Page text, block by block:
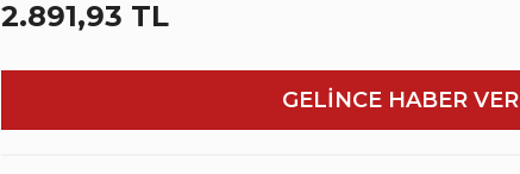
2.891,93 TL
GELİNCE HABER VER